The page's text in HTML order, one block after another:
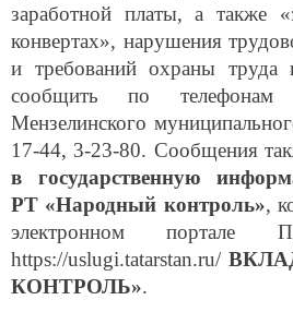
заработной платы, а также
конвертах», нарушения
и требований охраны
сообщить по телефонам
Мензелинского
17-44, 3-23-80. Сообщения
в государственную
РТ «Народный контроль»,
электронном портале
https://uslugi.tatarstan.ru/
КОНТРОЛЬ».